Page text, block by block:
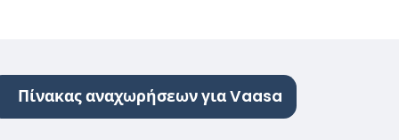
Πίνακας αναχωρήσεων για Vaasa